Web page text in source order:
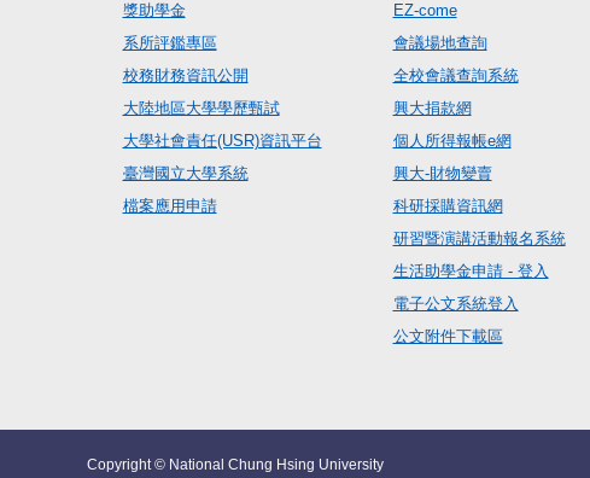
獎助學金
系所評鑑專區
校務財務資訊公開
大陸地區大學學歷甄試
大學社會責任(USR)資訊平台
臺灣國立大學系統
檔案應用申請
EZ-come
會議場地查詢
全校會議查詢系統
興大捐款網
個人所得報帳e網
興大-財物變賣
科研採購資訊網
研習暨演講活動報名系統
生活助學金申請 - 登入
電子公文系統登入
公文附件下載區
Copyright © National Chung Hsing University